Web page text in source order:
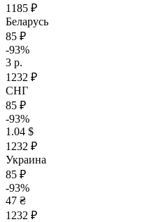
1185 ₽
Беларусь
85 ₽
-93%
3 р.
1232 ₽
СНГ
85 ₽
-93%
1.04 $
1232 ₽
Украина
85 ₽
-93%
47 ₴
1232 ₽